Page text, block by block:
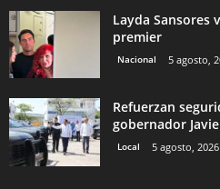
Layda Sansores
premier
Nacional 5 agosto,
Refuerzan
gobernador
Local 5 agosto, 2026